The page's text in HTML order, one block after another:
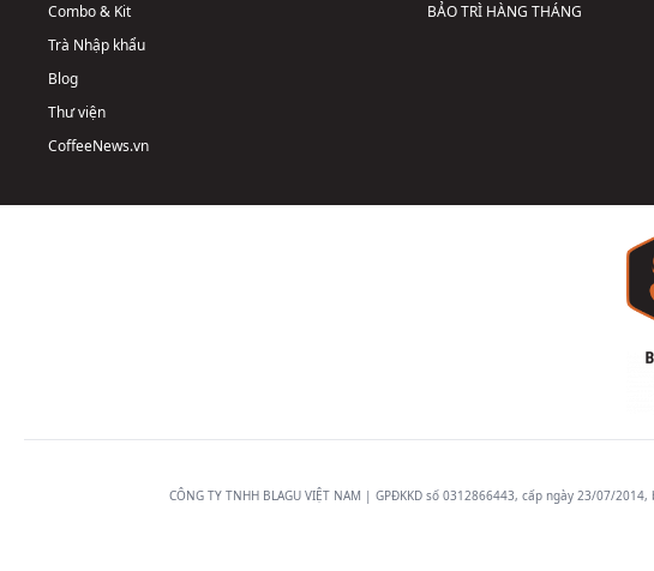
Combo & Kit
Trà Nhập khẩu
Blog
Thư viện
CoffeeNews.vn
BẢO TRÌ HÀNG THÁNG
CÔNG TY TNHH BLAGU VIỆT NAM | GPĐKKD số 0312866443, cấp ngày 23/07/